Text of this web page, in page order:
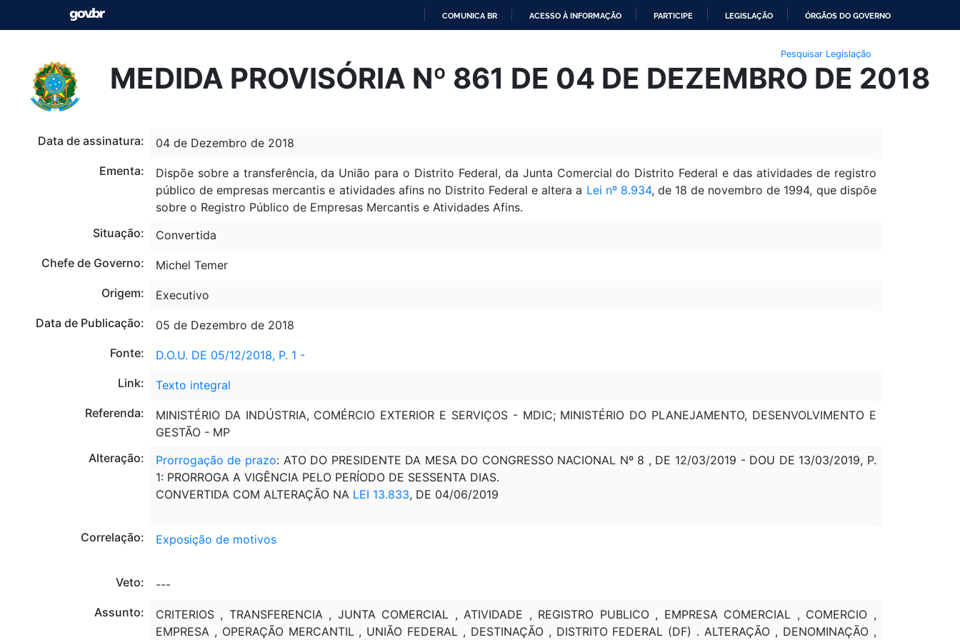
O
CONTEÚDO
COMUNICA BR ACESSO À INFORMAÇÃO PARTICIPE LEGISLAÇÃO ÓRGÃOS DO GOVERNO
Pesquisar Legislação
MEDIDA PROVISÓRIA Nº 861 DE 04 DE DEZEMBRO DE 2018
Data de assinatura:
04 de Dezembro de 2018
Ementa:
Dispõe sobre a transferência, da União para o Distrito Federal, da Junta Comercial do Distrito Federal e das atividades de registro
público de empresas mercantis e atividades afins no Distrito Federal e altera a Lei nº 8.934, de 18 de novembro de 1994, que dispõe
sobre o Registro Público de Empresas Mercantis e Atividades Afins.
Situação:
Convertida
Chefe de Governo:
Michel Temer
Origem:
Executivo
Data de Publicação:
05 de Dezembro de 2018
Fonte:
D.O.U. DE 05/12/2018, P. 1 -
Link:
Texto integral
Referenda:
MINISTÉRIO DA INDÚSTRIA, COMÉRCIO EXTERIOR E SERVIÇOS - MDIC; MINISTÉRIO DO PLANEJAMENTO, DESENVOLVIMENTO E
GESTÃO - MP
Alteração:
Prorrogação de prazo: ATO DO PRESIDENTE DA MESA DO CONGRESSO NACIONAL Nº 8 , DE 12/03/2019 - DOU DE 13/03/2019, P.
1: PRORROGA A VIGÊNCIA PELO PERÍODO DE SESSENTA DIAS.
CONVERTIDA COM ALTERAÇÃO NA LEI 13.833, DE 04/06/2019
Correlação: Exposição de motivos
Veto:
---
Assunto:
CRITERIOS , TRANSFERENCIA , JUNTA COMERCIAL , ATIVIDADE , REGISTRO PUBLICO , EMPRESA COMERCIAL , COMERCIO ,
EMPRESA , OPERAÇÃO MERCANTIL , UNIÃO FEDERAL , DESTINAÇÃO , DISTRITO FEDERAL (DF) . ALTERAÇÃO , DENOMINAÇÃO ,